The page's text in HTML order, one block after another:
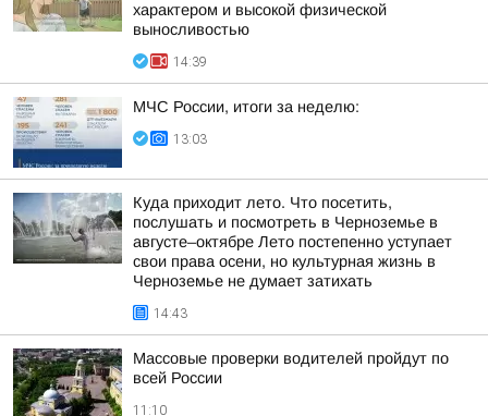
характером и высокой физической
выносливостью
14:39
МЧС России, итоги за неделю:
13:03
Куда приходит лето. Что посетить,
послушать и посмотреть в Черноземье в
августе–октябре Лето постепенно уступает
свои права осени, но культурная жизнь в
Черноземье не думает затихать
14:43
Массовые проверки водителей пройдут по
всей России
11:10